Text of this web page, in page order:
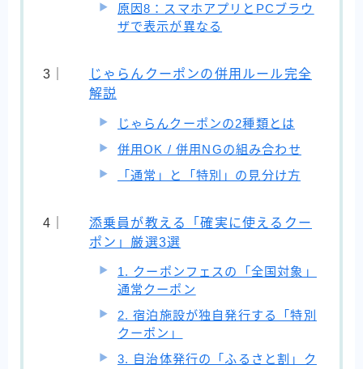
原因8：スマホアプリとPCブラウ
ザで表示が異なる
じゃらんクーポンの併用ルール完全
解説
じゃらんクーポンの2種類とは
併用OK / 併用NGの組み合わせ
「通常」と「特別」の見分け方
添乗員が教える「確実に使えるクー
ポン」厳選3選
1. クーポンフェスの「全国対象」
通常クーポン
2. 宿泊施設が独自発行する「特別
クーポン」
3. 自治体発行の「ふるさと割」ク